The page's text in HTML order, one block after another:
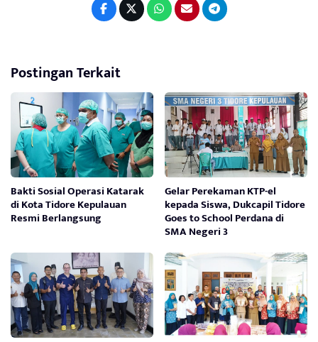
Postingan Terkait
Bakti Sosial Operasi Katarak
di Kota Tidore Kepulauan
Resmi Berlangsung
Gelar Perekaman KTP-el
kepada Siswa, Dukcapil Tidore
Goes to School Perdana di
SMA Negeri 3